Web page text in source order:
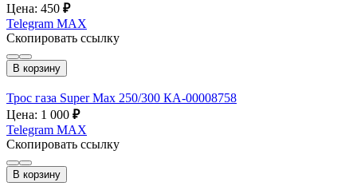
Цена: 450 ₽
Telegram MAX
Скопировать ссылку
В корзину
Трос газа Super Max 250/300 КА-00008758
Цена: 1 000 ₽
Telegram MAX
Скопировать ссылку
В корзину